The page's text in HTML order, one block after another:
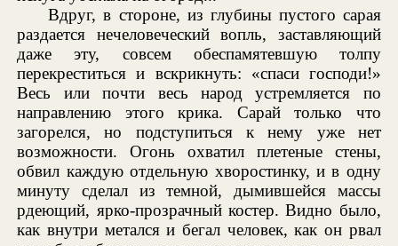
Вдруг, в стороне, из глубины пустого сарая
раздается нечеловеческий вопль, заставляющий
даже эту, совсем обеспамятевшую толпу
перекреститься и вскрикнуть: «спаси господи!»
Весь или почти весь народ устремляется по
направлению этого крика. Сарай только что
загорелся, но подступиться к нему уже нет
возможности. Огонь охватил плетеные стены,
обвил каждую отдельную хворостинку, и в одну
минуту сделал из темной, дымившейся массы
рдеющий, ярко-прозрачный костер. Видно было,
как внутри метался и бегал человек, как он рвал